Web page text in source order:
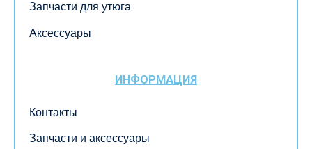
Запчасти для утюга
Аксессуары
ИНФОРМАЦИЯ
Контакты
Запчасти и аксессуары